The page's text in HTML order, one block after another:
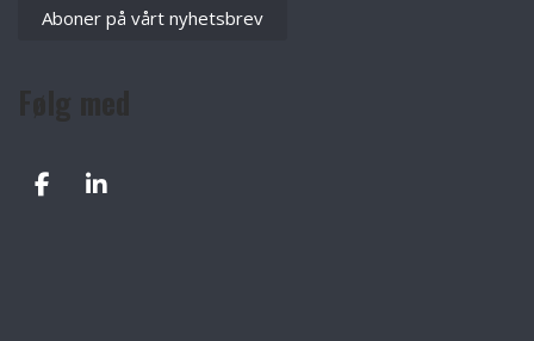
Aboner på vårt nyhetsbrev